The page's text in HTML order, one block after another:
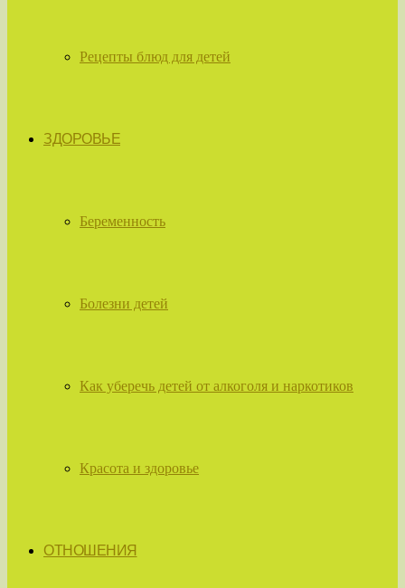
Рецепты блюд для детей
ЗДОРОВЬЕ
Беременность
Болезни детей
Как уберечь детей от алкоголя и наркотиков
Красота и здоровье
ОТНОШЕНИЯ